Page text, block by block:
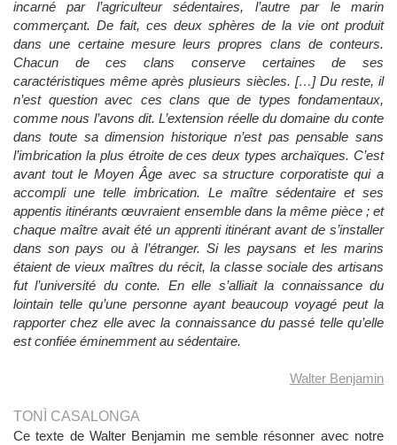
incarné par l’agriculteur sédentaires, l’autre par le marin
commerçant. De fait, ces deux sphères de la vie ont produit
dans une certaine mesure leurs propres clans de conteurs.
Chacun de ces clans conserve certaines de ses
caractéristiques même après plusieurs siècles. […] Du reste, il
n’est question avec ces clans que de types fondamentaux,
comme nous l’avons dit. L’extension réelle du domaine du conte
dans toute sa dimension historique n’est pas pensable sans
l’imbrication la plus étroite de ces deux types archaïques. C’est
avant tout le Moyen Âge avec sa structure corporatiste qui a
accompli une telle imbrication. Le maître sédentaire et ses
appentis itinérants œuvraient ensemble dans la même pièce ; et
chaque maître avait été un apprenti itinérant avant de s’installer
dans son pays ou à l’étranger. Si les paysans et les marins
étaient de vieux maîtres du récit, la classe sociale des artisans
fut l’université du conte. En elle s’alliait la connaissance du
lointain telle qu’une personne ayant beaucoup voyagé peut la
rapporter chez elle avec la connaissance du passé telle qu’elle
est confiée éminemment au sédentaire.
Walter Benjamin
TONÌ CASALONGA
Ce texte de Walter Benjamin me semble résonner avec notre